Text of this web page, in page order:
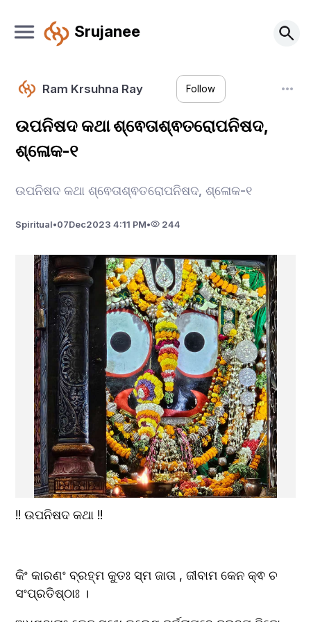
Srujanee
Ram Krsuhna Ray Follow
ଉପନିଷଦ କଥା ଶ୍ଵେତାଶ୍ଵତରୋପନିଷଦ,
ଶ୍ଳୋକ-୧
ଉପନିଷଦ କଥା ଶ୍ଵେତାଶ୍ଵତରୋପନିଷଦ, ଶ୍ଳୋକ-୧
Spiritual•07Dec2023 4:11 PM• 244
!! ଉପନିଷଦ କଥା !!
କିଂ କାରଣଂ ବ୍ରହ୍ମ କୁତଃ ସ୍ମ ଜାତା , ଜୀବାମ କେନ କ୍ଵ ଚ
ସଂପ୍ରତିଷ୍ଠାଃ ।